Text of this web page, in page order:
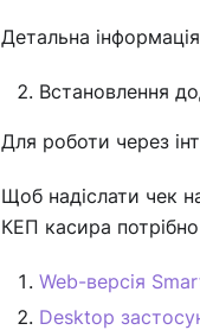
Детальна
Встановлення
Для роботи через
Щоб надіслати чек
КЕП касира
Web-версія
Desktop